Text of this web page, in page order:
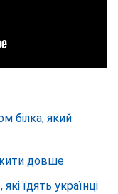
білка, який
довше
які їдять українці